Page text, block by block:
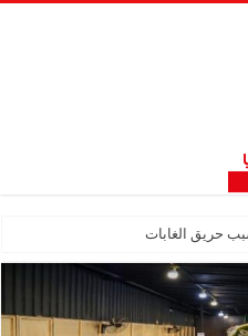
حريق الغابات